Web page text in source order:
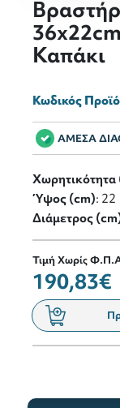
Καπάκι
Κωδικός
ΑΜΕΣΑ
Ύψος (cm): 22
Διάμετρος
Τιμή Χωρίς
190,83€